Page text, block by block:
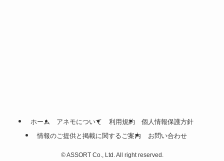
ホーム アネモについて 利用規約
個人情報保護方針
情報のご提供と掲載に関するご案内
お問い合わせ
©ASSORT Co., Ltd. All right reserved.